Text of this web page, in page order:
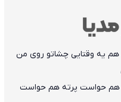
یه وقتایی چشاتو روی من
هم حواست پرته هم حواست